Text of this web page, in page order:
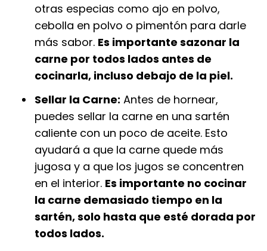
otras especias como ajo en polvo,
cebolla en polvo o pimentón para darle
más sabor. Es importante sazonar la
carne por todos lados antes de
cocinarla, incluso debajo de la piel.
Sellar la Carne: Antes de hornear,
puedes sellar la carne en una sartén
caliente con un poco de aceite. Esto
ayudará a que la carne quede más
jugosa y a que los jugos se concentren
en el interior. Es importante no cocinar
la carne demasiado tiempo en la
sartén, solo hasta que esté dorada por
todos lados.